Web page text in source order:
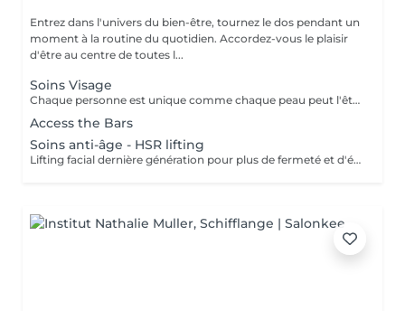
Entrez dans l'univers du bien-être, tournez le dos pendant un
moment à la routine du quotidien. Accordez-vous le plaisir
d'être au centre de toutes l...
Soins Visage
Chaque personne est unique comme chaque peau peut l'être. Nous offrons à votre peau ce dont elle a précisément besoin. Adaptés aux besoins individuels de votre peau, nous la traitons avec les produits de la gamme SKINOVAGEPX et avec le massage unique Touche Efficace.
Access the Bars
Soins anti-âge - HSR lifting
Lifting facial dernière génération pour plus de fermeté et d'élasticité. Aux choix stimulant et vivifiant ou relaxant et cocooning.